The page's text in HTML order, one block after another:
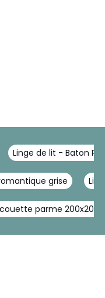
Linge de lit - Baton
grise Lit
parme 200x200